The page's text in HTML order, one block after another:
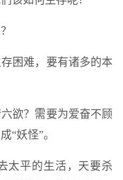
困难，要有诸多的本
欲？需要为爱奋不顾
“妖怪”。
太平的生活，天要杀